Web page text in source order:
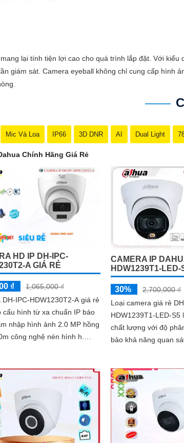
Dahua chính hãng mang đến cho bạn sự tin cậy và
sát của bạn. Đừng ngần ngại trải nghiệm sự ổn định
lại tính tiện lợi cao cho quá trình lắp đặt. Với
giám sát. Camera eyeball không chỉ cung cấp hình
Mic Và Loa IP66 3D DNR AI Dual Light
Chính Hãng Giá Rẻ
HD IP DH-IPC-
A GIÁ RẺ
₫
1,065,000 ₫
cấu hình từ xa chuẩn IP báo
nhập hình ảnh 2.0 MP hồng
công nghệ nén hình h.
CAMERA IP
HDW1239T1-LED-
30%
2,700,000 ₫
Loại camera giá rẻ
HDW1239T1-LED-S5
chất lượng với độ
bảo khả năng quan sát rõ
môi trường khắc nghiệt